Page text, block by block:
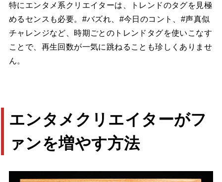
特にエンタメ系クリエイターは、トレンドのタグを見極
めるセンスも必要。#バズれ、#今日のコント、#声真似
チャレンジなど、時期ごとのトレンドタグを使いこなす
ことで、再生回数が一気に跳ねることも珍しくありませ
ん。
エンタメクリエイターがフ
ァンを増やす方法